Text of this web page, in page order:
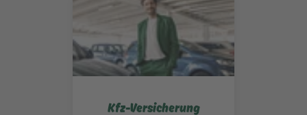
Kfz-Versicherung